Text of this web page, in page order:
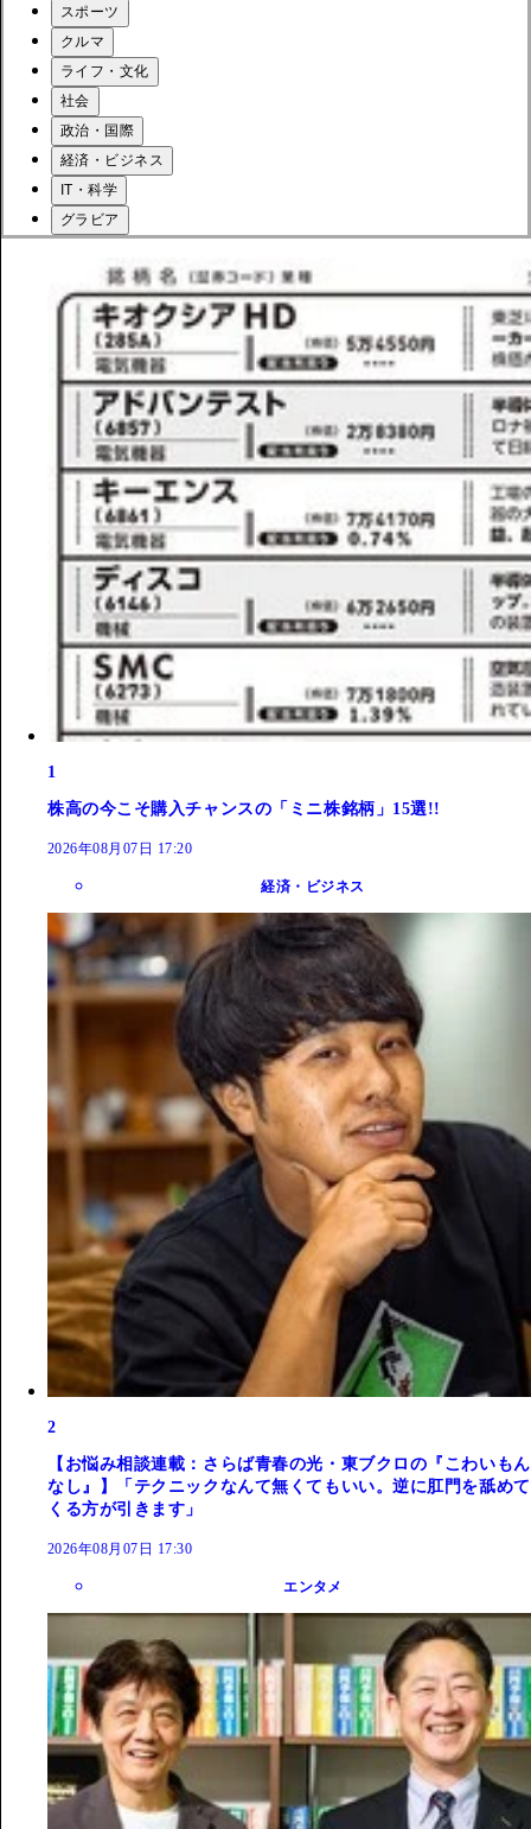
スポーツ
クルマ
ライフ・文化
社会
政治・国際
経済・ビジネス
IT・科学
グラビア
1
株高の今こそ購入チャンスの「ミニ株銘柄」15選!!
2026年08月07日 17:20
経済・ビジネス
2
【お悩み相談連載：さらば青春の光・東ブクロの『こわいもん
なし』】「テクニックなんて無くてもいい。逆に肛門を舐めて
くる方が引きます」
2026年08月07日 17:30
エンタメ